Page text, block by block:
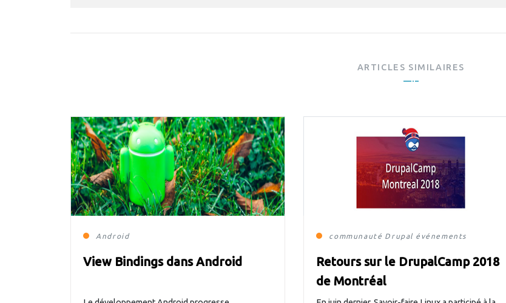
ARTICLES SIMILAIRES
Android
View Bindings dans Android
communauté Drupal événements
Retours sur le DrupalCamp 2018
de Montréal